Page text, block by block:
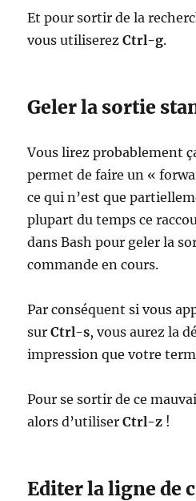
Et pour sortir de la
vous utiliserezCtrl-g.
Geler la sortie
Vous lirez probablement
permet de faire un «
ce qui n’est que
plupart du temps ce
dans Bash pour geler la
commande en cours.
Par conséquent si vous
surCtrl-s, vous aurez la
impression que votre
Pour se sortir de ce
alors d’utiliserCtrl-z !
Editer la ligne de